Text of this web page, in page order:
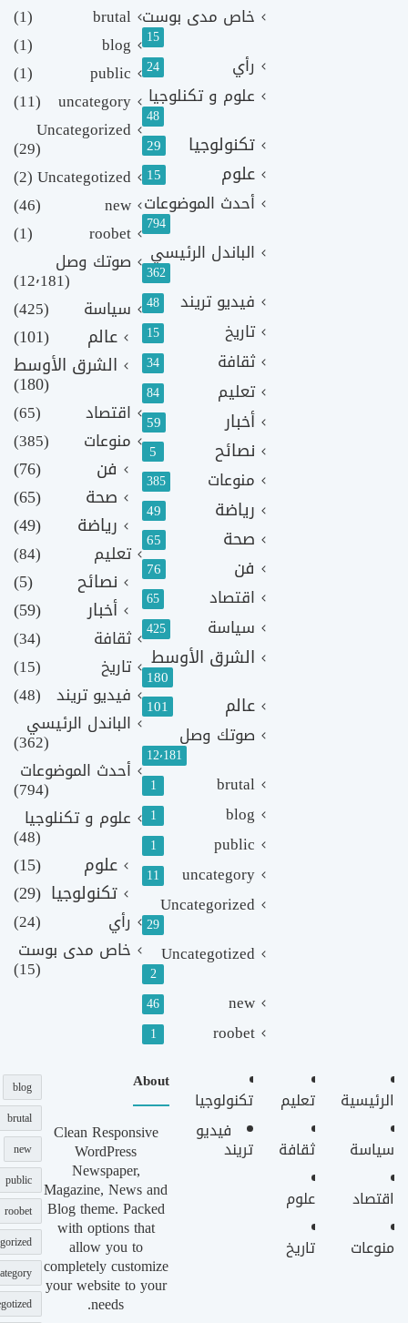
خاص مدى بوست
15
رأي 24
علوم و تكنلوجيا
48
تكنولوجيا 29
علوم 15
أحدث الموضوعات
794
الباندل الرئيسي
362
فيديو تريند 48
تاريخ 15
ثقافة 34
تعليم 84
أخبار 59
نصائح 5
منوعات 385
رياضة 49
صحة 65
فن 76
اقتصاد 65
سياسة 425
الشرق الأوسط
180
عالم 101
صوتك وصل
12٬181
brutal
1
blog
1
public
1
uncategory
11
Uncategorized
29
Uncategotized
2
new
46
roobet
1
brutal
(1)
blog
(1)
public
(1)
uncategory
(11)
Uncategorized
(29)
Uncategotized
(2)
new
(46)
roobet
(1)
صوتك وصل
(12٬181)
سياسة
(425)
عالم
(101)
الشرق الأوسط
(180)
اقتصاد
(65)
منوعات
(385)
فن
(76)
صحة
(65)
رياضة
(49)
تعليم (84)
نصائح
(5)
أخبار
(59)
ثقافة
(34)
تاريخ
(15)
فيديو تريند (48)
الباندل الرئيسي
(362)
أحدث الموضوعات
(794)
علوم و تكنلوجيا
(48)
علوم
(15)
تكنولوجيا (29)
رأي
(24)
خاص مدى بوست
(15)
الرئيسية
سياسة
اقتصاد
منوعات
تعليم
ثقافة
علوم
تاريخ
تكنولوجيا
فيديو
تريند
About
Clean Responsive
WordPress
Newspaper,
Magazine, News and
Blog theme. Packed
with options that
allow you to
completely customize
your website to your
needs.
blog
brutal
new
public
roobet